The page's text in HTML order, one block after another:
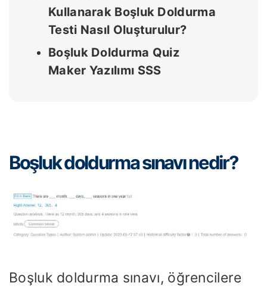
Kullanarak Boşluk Doldurma
Testi Nasıl Oluşturulur?
Boşluk Doldurma Quiz
Maker Yazılımı SSS
Boşluk doldurma sınavı nedir?
Boşluk doldurma sınavı, öğrencilere